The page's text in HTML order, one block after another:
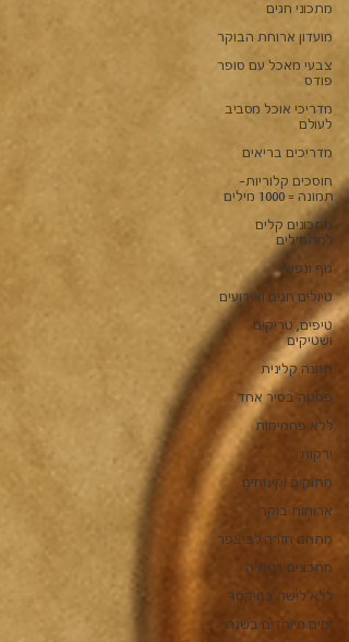
מתכוני חגים
מועדון ארוחת הבוקר
צבעי מאכל עם סופר
פודס
מדריכי אוכל מסביב
לעולם
מדריכים בריאים
חוסכים קלוריות-
תמונה = 1000 מילים
מתכונים קלים
למתחילים
גוף ונפש
טיולים חגים ואירועים
טיפים, טריקים
ושטיקים
תזונה קלינית
פסטה בסיר אחד
ללא פחמימות
ירקות
מתוקים וקינוחים
ארוחות בוקר
מתחם חזרה לביצפר
מתכונים בנינג'ה
ללא לישה במיקסר
ימים מיוחדים בשנה